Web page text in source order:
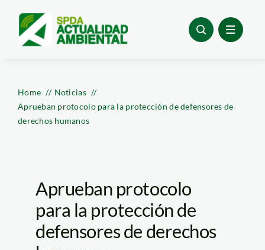
content
Home
Noticias
Aprueban protocolo para la protección de defensores de
derechos humanos
Aprueban protocolo
para la protección de
defensores de derechos